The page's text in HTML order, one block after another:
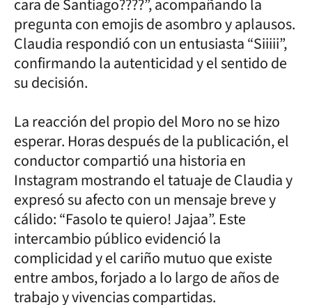
cara de Santiago????”, acompañando la
pregunta con emojis de asombro y aplausos.
Claudia respondió con un entusiasta “Siiiii”,
confirmando la autenticidad y el sentido de
su decisión.
La reacción del propio del Moro no se hizo
esperar. Horas después de la publicación, el
conductor compartió una historia en
Instagram mostrando el tatuaje de Claudia y
expresó su afecto con un mensaje breve y
cálido: “Fasolo te quiero! Jajaa”. Este
intercambio público evidenció la
complicidad y el cariño mutuo que existe
entre ambos, forjado a lo largo de años de
trabajo y vivencias compartidas.